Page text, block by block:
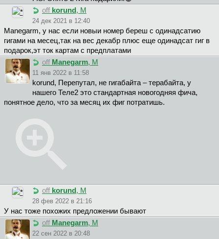
off korund, М
24 дек 2021 в 12:40
Manegarm, у нас если новыи номер береш с одинадсатию
гигами на месец,так на вес декабр плюс еще одинадсат гиг в
подарок,эт ток картам с предплатами
off Manegarm, М
11 янв 2022 в 11:58
korund, Перепутал, не гигабайта – терабайта, у
нашего Теле2 это стандартная новогодняя фича,
понятное дело, что за месяц их фиг потратишь.
off korund, М
28 фев 2022 в 21:16
У нас тоже похожих предложении бывают
off Manegarm, М
22 сен 2022 в 20:48